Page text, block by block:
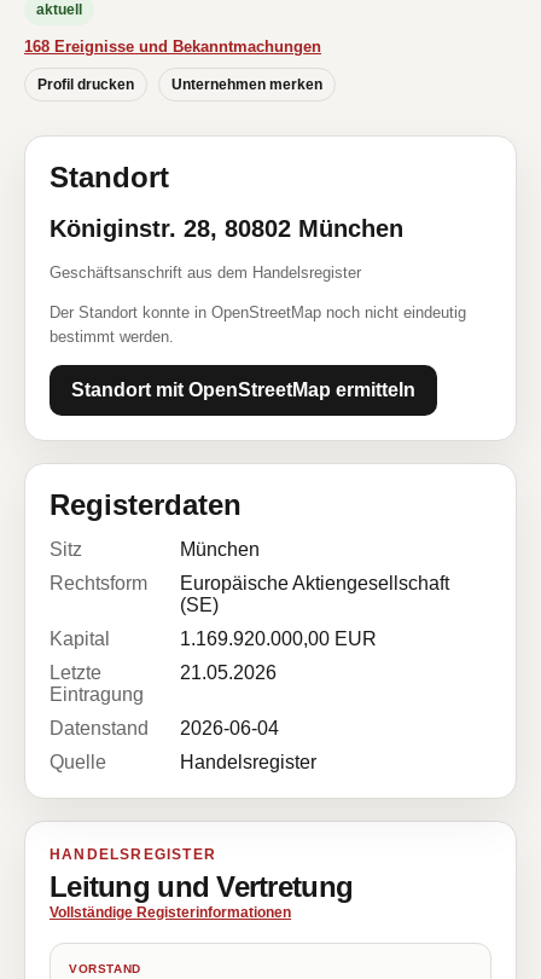
aktuell
168 Ereignisse und Bekanntmachungen
Profil drucken Unternehmen merken
Standort
Königinstr. 28, 80802 München
Geschäftsanschrift aus dem Handelsregister
Der Standort konnte in OpenStreetMap noch nicht eindeutig
bestimmt werden.
Standort mit OpenStreetMap ermitteln
Registerdaten
Sitz
München
Rechtsform
Europäische Aktiengesellschaft
(SE)
Kapital
1.169.920.000,00 EUR
Letzte
Eintragung
21.05.2026
Datenstand
2026-06-04
Quelle
Handelsregister
HANDELSREGISTER
Leitung und Vertretung
Vollständige Registerinformationen
VORSTAND